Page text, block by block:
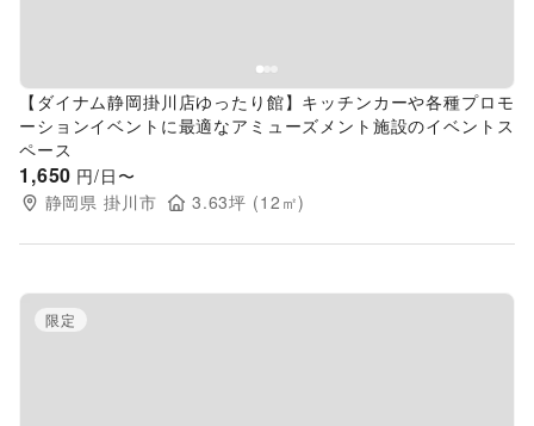
【ダイナム静岡掛川店ゆったり館】キッチンカーや各種プロモ
ーションイベントに最適なアミューズメント施設のイベントス
ペース
1,650 円/日〜
静岡県 掛川市 3.63坪 (12 ㎡)
限定